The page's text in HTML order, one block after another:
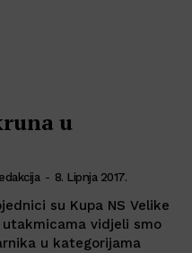
u
- 8. Lipnja 2017.
su Kupa NS Velike
vidjeli smo
u kategorijama